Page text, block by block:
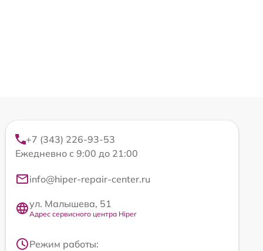
+7 (343) 226-93-53
Ежедневно с 9:00 до 21:00
info@hiper-repair-center.ru
ул. Малышева, 51
Адрес сервисного центра Hiper
Режим работы: